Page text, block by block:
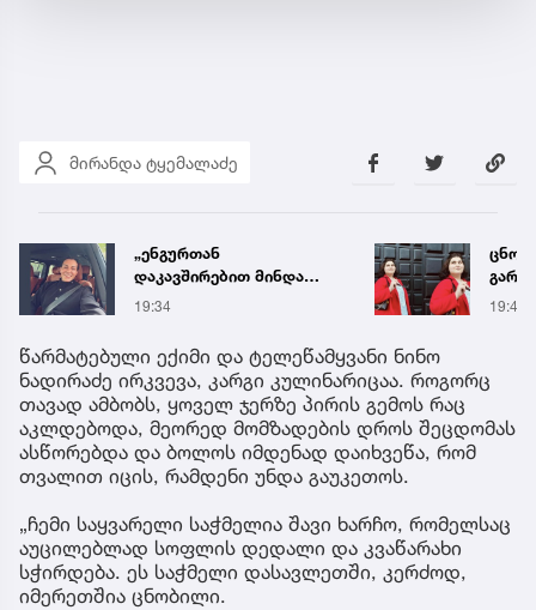
მირანდა ტყემალაძე
ცნობილია, მეტროში
გარდაცვლილი 21 წლის
მარიამ ტყემალაძის
19:42 19:58
წარმატებული ექიმი და ტელეწამყვანი ნინო
ნადირაძე ირკვევა, კარგი კულინარიცაა. როგორც
თავად ამბობს, ყოველ ჯერზე პირის გემოს რაც
აკლდებოდა, მეორედ მომზადების დროს შეცდომას
ასწორებდა და ბოლოს იმდენად დაიხვეწა, რომ
თვალით იცის, რამდენი უნდა გაუკეთოს.
„ჩემი საყვარელი საჭმელია შავი ხარჩო, რომელსაც
აუცილებლად სოფლის დედალი და კვაწარახი
სჭირდება. ეს საჭმელი დასავლეთში, კერძოდ,
იმერეთშია ცნობილი.